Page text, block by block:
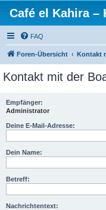
Café el Kahira –
FAQ
Foren-Übersicht Kontakt
Kontakt mit der
Empfänger:
Administrator
Deine E-Mail-Adresse:
Dein Name:
Betreff:
Nachrichtentext: